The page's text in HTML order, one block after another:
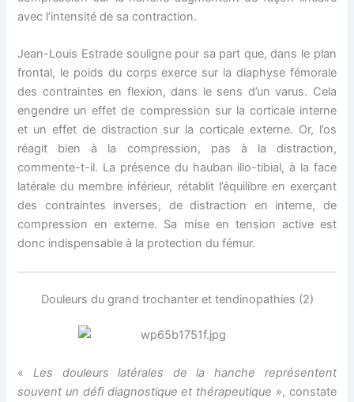
avec l’intensité de sa contraction.
Jean-Louis Estrade souligne pour sa part que, dans le plan
frontal, le poids du corps exerce sur la diaphyse fémorale
des contraintes en flexion, dans le sens d’un varus. Cela
engendre un effet de compression sur la corticale interne
et un effet de distraction sur la corticale externe. Or, l’os
réagit bien à la compression, pas à la distraction,
commente-t-il. La présence du hauban ilio-tibial, à la face
latérale du membre inférieur, rétablit l’équilibre en exerçant
des contraintes inverses, de distraction en interne, de
compression en externe. Sa mise en tension active est
donc indispensable à la protection du fémur.
Douleurs du grand trochanter et tendinopathies (2)
«Les douleurs latérales de la hanche représentent
souvent un défi diagnostique et thérapeutique », constate